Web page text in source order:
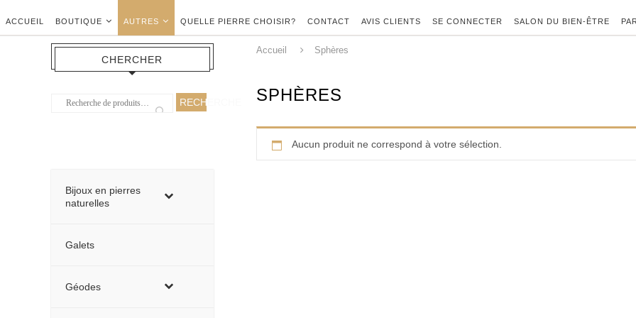
ACCUEIL BOUTIQUE AUTRES QUELLE PIERRE CHOISIR? CONTACT AVIS CLIENTS SE CONNECTER SALON DU BIEN-ÊTRE
Accueil Sphères
SPHÈRES
Aucun produit ne correspond à votre sélection.
CHERCHER
RECHERCHE
Bijoux en pierres
naturelles
Galets
Géodes